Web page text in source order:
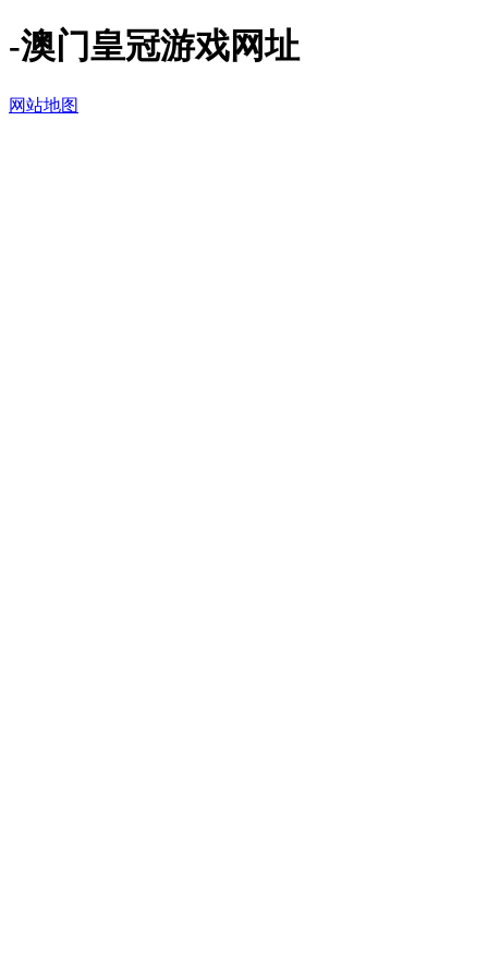
-澳门皇冠游戏网址
网站地图